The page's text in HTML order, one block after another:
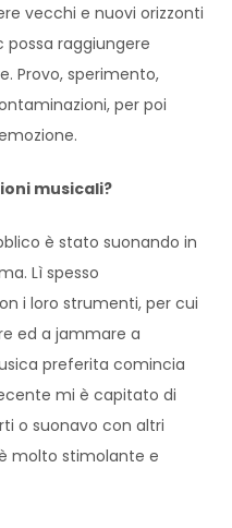
vecchi e nuovi orizzonti
possa raggiungere
Provo, sperimento,
per poi
musicali?
è stato suonando in
Lì spesso
i loro strumenti, per cui
ed a jammare a
preferita comincia
mi è capitato di
o suonavo con altri
molto stimolante e